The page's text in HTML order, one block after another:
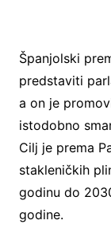
Španjolski
predstaviti
a on je
istodobno
Cilj je prema
stakleničkih
godinu do
godine.